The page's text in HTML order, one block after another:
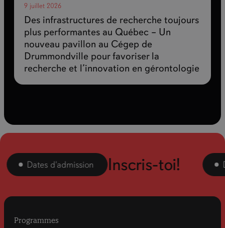
9 juillet 2026
Des infrastructures de recherche toujours
plus performantes au Québec – Un
nouveau pavillon au Cégep de
Drummondville pour favoriser la
recherche et l’innovation en gérontologie
Dates d'admission Inscris-toi!
Programmes